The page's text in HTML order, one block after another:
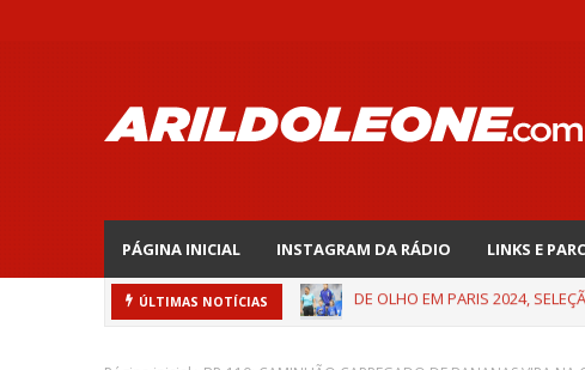
PÁGINA INICIAL INSTAGRAM DA RÁDIO LINKS E
ÚLTIMAS NOTÍCIAS EDNALDO RODRIGUES